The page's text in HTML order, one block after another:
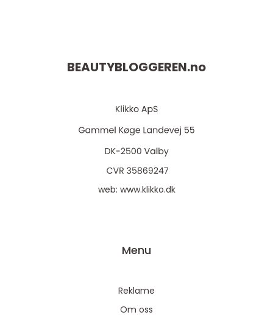
BEAUTYBLOGGEREN.no
web: www.klikko.dk
Menu
Reklame
Om oss